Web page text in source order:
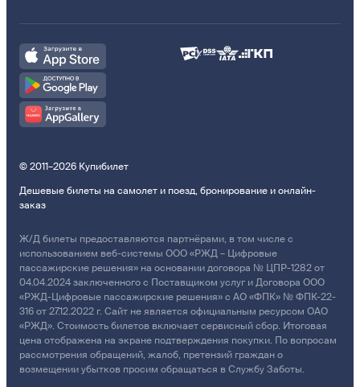
© 2011–2026 Купибилет
Дешевые билеты на самолет и поезд, бронирование и онлайн-
заказ
Ж/Д билеты предоставляются партнёрами, в том числе с
использованием веб-системы ООО «РЖД – Цифровые
пассажирские решения» на основании договора № ЦПР-1282 от
04.04.2024 заключенного с Поставщиком услуг и Договора ООО
«РЖД-Цифровые пассажирские решения» с АО «ФПК» № ФПК-22-
316 от 27.12.2022 г. Сайт не является официальным ресурсом ОАО
«РЖД». Стоимость билетов включает сервисный сбор. Итоговая
цена отображена на экране подтверждения покупки. По вопросам
рассмотрения обращений, жалоб, претензий граждан о
возмещении убытков просим обращаться в Службу Заботы.